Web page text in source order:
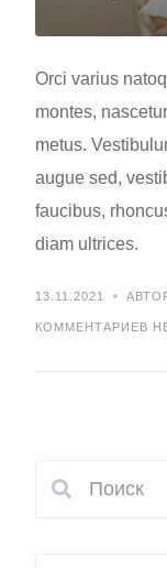
Orci varius
montes,
metus.
augue sed,
faucibus,
diam ultrices.
13.11.2021
КОММЕНТАРИЕВ